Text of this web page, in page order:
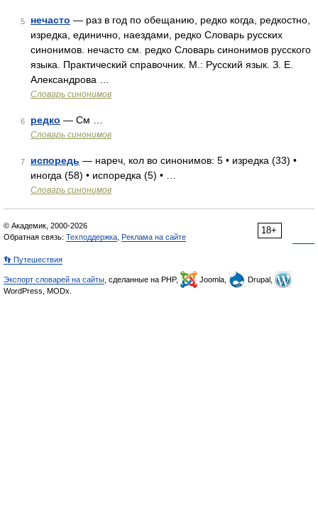
5 нечасто — раз в год по обещанию, редко когда, редкостно,
изредка, единично, наездами, редко Словарь русских
синонимов. нечасто см. редко Словарь синонимов русского
языка. Практический справочник. М.: Русский язык. З. Е.
Александрова …
Словарь синонимов
6 редко — См …
Словарь синонимов
7 испоредь — нареч, кол во синонимов: 5 • изредка (33) •
иногда (58) • испоредка (5) • …
Словарь синонимов
18+
© Академик, 2000-2026
Обратная связь: Техподдержка Реклама на сайте
👣 Путешествия
Экспорт словарей на сайты , сделанные на PHP, Joomla,
Drupal,
WordPress, MODx.